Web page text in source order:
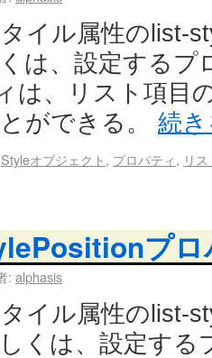
イル属性のlist-
は、設定するプ
は、リスト項目
ができる。 続
Styleオブジェクト, プロパティ, リ
プロ
: alphasis
イル属性のlist-
くは、設定する